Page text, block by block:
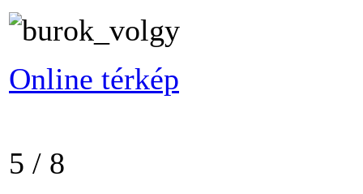
Online térkép
5 / 8